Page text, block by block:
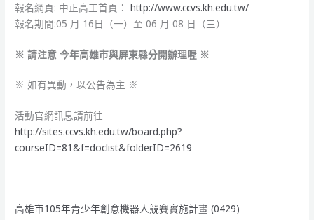
報名網頁: 中正高工首頁： http://www.ccvs.kh.edu.tw/
報名期間:05 月 16日（一）至 06 月 08 日（三）
※ 請注意 今年高雄市與屏東縣分開辦理喔 ※
※ 如有異動，以公告為主 ※
活動官網訊息請前往
http://sites.ccvs.kh.edu.tw/board.php?
courseID=81&f=doclist&folderID=2619
高雄市105年青少年創意機器人競賽實施計畫 (0429)